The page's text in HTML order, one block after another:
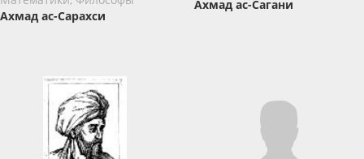
Ахмад ас-Сарахси
Ахмад ас-Сагани